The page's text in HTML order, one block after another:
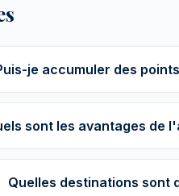
je accumuler des
sont les avantages de
Quelles destinations sont